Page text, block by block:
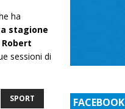
ha
stagione
Robert
sessioni di
SPORT FACEBOOK